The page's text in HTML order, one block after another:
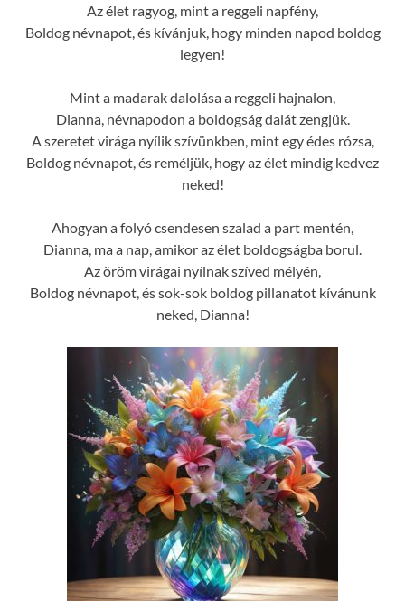
Az élet ragyog, mint a reggeli napfény,
Boldog névnapot, és kívánjuk, hogy minden napod boldog
legyen!
Mint a madarak dalolása a reggeli hajnalon,
Dianna, névnapodon a boldogság dalát zengjük.
A szeretet virága nyílik szívünkben, mint egy édes rózsa,
Boldog névnapot, és reméljük, hogy az élet mindig kedvez
neked!
Ahogyan a folyó csendesen szalad a part mentén,
Dianna, ma a nap, amikor az élet boldogságba borul.
Az öröm virágai nyílnak szíved mélyén,
Boldog névnapot, és sok-sok boldog pillanatot kívánunk
neked, Dianna!